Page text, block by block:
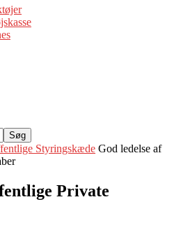
Styringskæde God ledelse af
Private